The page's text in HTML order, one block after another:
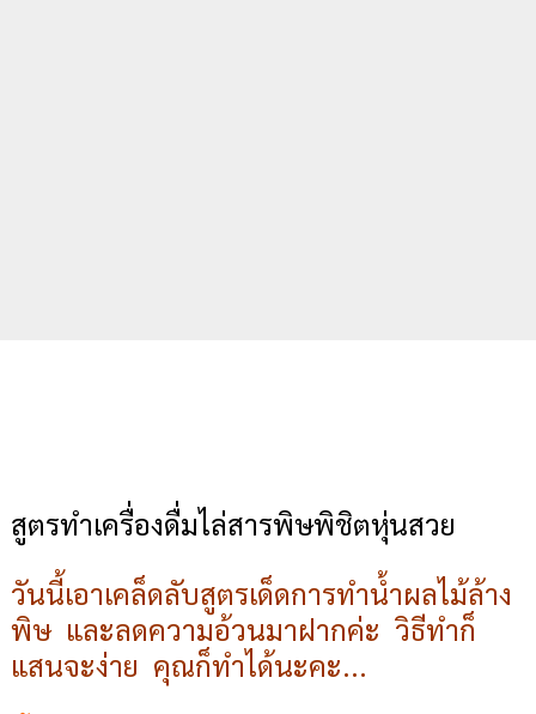
สูตรทำเครื่องดื่มไล่สารพิษพิชิตหุ่นสวย
วันนี้เอาเคล็ดลับสูตรเด็ดการทำน้ำผลไม้ล้าง
พิษ และลดความอ้วนมาฝากค่ะ วิธีทำก็
แสนจะง่าย คุณก็ทำได้นะคะ...